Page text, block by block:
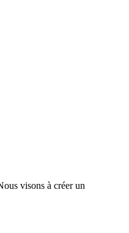
visons à créer un